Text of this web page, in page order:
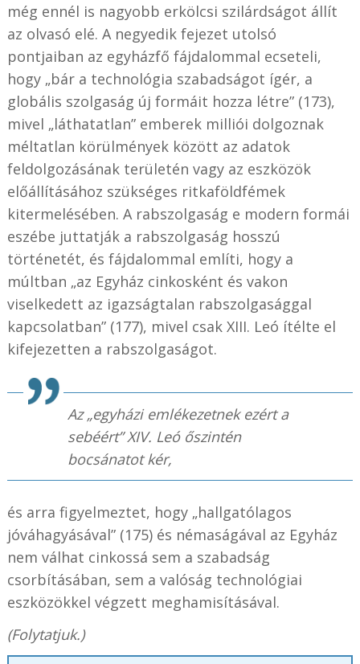
még ennél is nagyobb erkölcsi szilárdságot állít
az olvasó elé. A negyedik fejezet utolsó
pontjaiban az egyházfő fájdalommal ecseteli,
hogy „bár a technológia szabadságot ígér, a
globális szolgaság új formáit hozza létre” (173),
mivel „láthatatlan” emberek milliói dolgoznak
méltatlan körülmények között az adatok
feldolgozásának területén vagy az eszközök
előállításához szükséges ritkaföldfémek
kitermelésében. A rabszolgaság e modern formái
eszébe juttatják a rabszolgaság hosszú
történetét, és fájdalommal említi, hogy a
múltban „az Egyház cinkosként és vakon
viselkedett az igazságtalan rabszolgasággal
kapcsolatban” (177), mivel csak XIII. Leó ítélte el
kifejezetten a rabszolgaságot.
Az „egyházi emlékezetnek ezért a
sebéért” XIV. Leó őszintén
bocsánatot kér,
és arra figyelmeztet, hogy „hallgatólagos
jóváhagyásával” (175) és némaságával az Egyház
nem válhat cinkossá sem a szabadság
csorbításában, sem a valóság technológiai
eszközökkel végzett meghamisításával.
(Folytatjuk.)